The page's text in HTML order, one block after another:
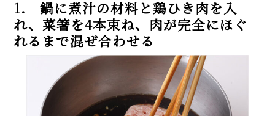
1. 鍋に煮汁の材料と鶏ひき肉を入
れ、菜箸を4本束ね、肉が完全にほぐ
れるまで混ぜ合わせる